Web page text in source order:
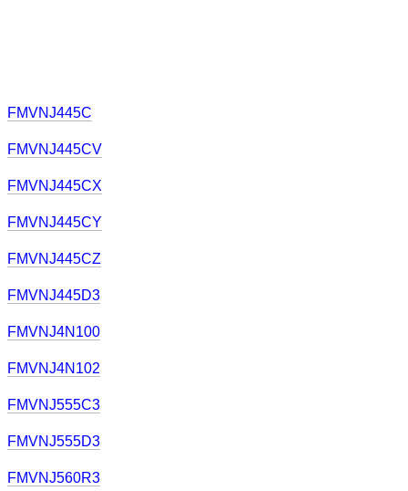
FMVNJ445C
FMVNJ445CV
FMVNJ445CX
FMVNJ445CY
FMVNJ445CZ
FMVNJ445D3
FMVNJ4N100
FMVNJ4N102
FMVNJ555C3
FMVNJ555D3
FMVNJ560R3